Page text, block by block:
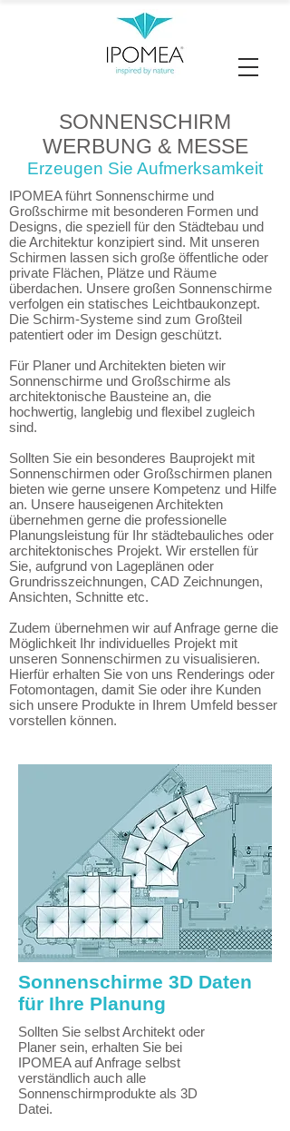
SONNENSCHIRM
WERBUNG & MESSE
Erzeugen Sie Aufmerksamkeit
IPOMEA führt Sonnenschirme und
Großschirme mit besonderen Formen und
Designs, die speziell für den Städtebau und
die Architektur konzipiert sind. Mit unseren
Schirmen lassen sich große öffentliche oder
private Flächen, Plätze und Räume
überdachen. Unsere großen Sonnenschirme
verfolgen ein statisches Leichtbaukonzept.
Die Schirm-Systeme sind zum Großteil
patentiert oder im Design geschützt.
Für Planer und Architekten bieten wir
Sonnenschirme und Großschirme als
architektonische Bausteine an, die
hochwertig, langlebig und flexibel zugleich
sind.
Sollten Sie ein besonderes Bauprojekt mit
Sonnenschirmen oder Großschirmen planen
bieten wie gerne unsere Kompetenz und Hilfe
an. Unsere hauseigenen Architekten
übernehmen gerne die professionelle
Planungsleistung für Ihr städtebauliches oder
architektonisches Projekt. Wir erstellen für
Sie, aufgrund von Lageplänen oder
Grundrisszeichnungen, CAD Zeichnungen,
Ansichten, Schnitte etc.
Zudem übernehmen wir auf Anfrage gerne die
Möglichkeit Ihr individuelles Projekt mit
unseren Sonnenschirmen zu visualisieren.
Hierfür erhalten Sie von uns Renderings oder
Fotomontagen, damit Sie oder ihre Kunden
sich unsere Produkte in Ihrem Umfeld besser
vorstellen können.
Sonnenschirme 3D Daten
für Ihre Planung
Sollten Sie selbst Architekt oder
Planer sein, erhalten Sie bei
IPOMEA auf Anfrage selbst
verständlich auch alle
Sonnenschirmprodukte als 3D
Datei.